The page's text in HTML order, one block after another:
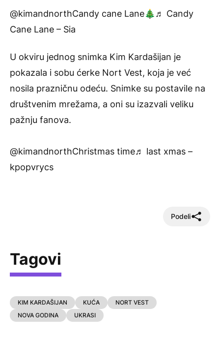
@kimandnorthCandy cane Lane🎄♬ Candy
Cane Lane – Sia
U okviru jednog snimka Kim Kardašijan je
pokazala i sobu ćerke Nort Vest, koja je već
nosila prazničnu odeću. Snimke su postavile na
društvenim mrežama, a oni su izazvali veliku
pažnju fanova.
@kimandnorthChristmas time♬ last xmas –
kpopvrycs
Podeli
Tagovi
KIM KARDAŠIJAN KUĆA
NORT VEST
NOVA GODINA
UKRASI